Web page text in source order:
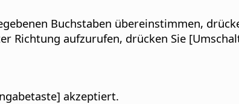
Buchstaben übereinstimmen,
Richtung aufzurufen, drücken Sie
akzeptiert.